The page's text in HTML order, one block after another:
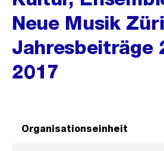
Neue Musik
Jahresbeiträge
2017
Organisationseinheit